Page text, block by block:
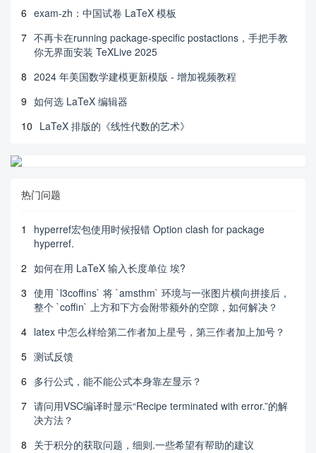
6 exam-zh：中国试卷 LaTeX 模板
7 不再卡在running package-specific postactions，手把手教
你无界面安装 TeXLive 2025
8 2024 年美国数学建模更新模版 - 增加视频教程
9 如何选 LaTeX 编辑器
10 LaTeX 排版的《线性代数的艺术》
热门问题
1
hyperref宏包使用时候报错 Option clash for package
hyperref.
2 如何在用 LaTeX 输入长度单位 埃?
3 使用 `l3coffins` 将 `amsthm` 环境与一张图片横向拼接后，
整个 `coffin` 上方和下方会附带额外的空隙，如何解决？
4 latex 中怎么样给第二作者加上星号，第三作者加上加号？
5 测试反馈
6 多行公式，能不能公式本身靠左显示？
7 请问用VSC编译时显示“Recipe terminated with error.”的解
决方法？
8 关于积分的获取问题，细则.一些希望有帮助的建议